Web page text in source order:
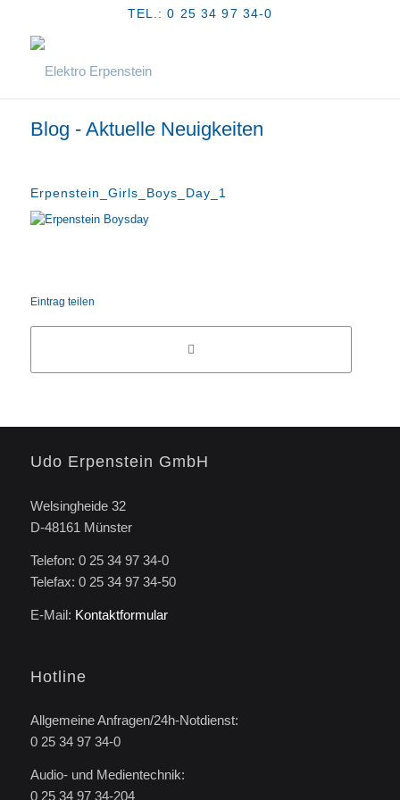
TEL.: 0 25 34 97 34-0
Blog - Aktuelle Neuigkeiten
Erpenstein_Girls_Boys_Day_1
Eintrag teilen
Udo Erpenstein GmbH
Welsingheide 32
D-48161 Münster
Telefon: 0 25 34 97 34-0
Telefax: 0 25 34 97 34-50
E-Mail: Kontaktformular
Hotline
Allgemeine Anfragen/24h-Notdienst:
0 25 34 97 34-0
Audio- und Medientechnik:
0 25 34 97 34-204